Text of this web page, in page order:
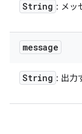
String : メッ
message
String : 出力